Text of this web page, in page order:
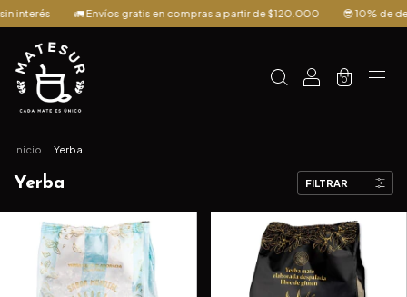
🚛 Envíos gratis en compras a partir de $120.000 😎 10% de descuento
0
Inicio Yerba
Yerba FILTRAR